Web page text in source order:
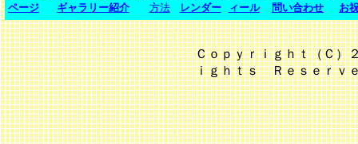
ページ
ギャラリー紹介
方法
レンダー
ィール
問い合わせ
お
Ｃｏｐｙｒｉｇｈｔ（Ｃ
ｉｇｈｔｓ Ｒｅｓｅｒｖ